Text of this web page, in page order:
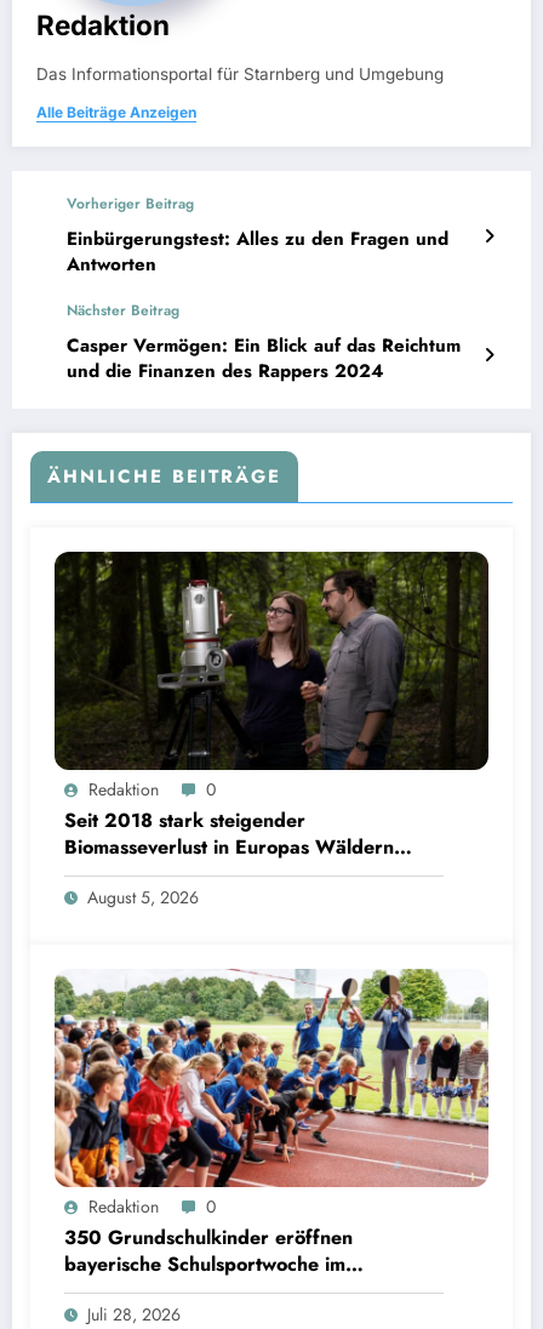
Redaktion
Das Informationsportal für Starnberg und Umgebung
Alle Beiträge Anzeigen
Vorheriger Beitrag
Einbürgerungstest: Alles zu den Fragen und
Antworten
Nächster Beitrag
Casper Vermögen: Ein Blick auf das Reichtum
und die Finanzen des Rappers 2024
ÄHNLICHE BEITRÄGE
Seit 2018 stark steigender Biomasseverlust in Europas Wäldern mindert Kohlenstoffsenken
| Bild: Sebastian Kissel / TUM
Redaktion 0
Seit 2018 stark steigender
Biomasseverlust in Europas Wäldern
mindert Kohlenstoffsenken
August 5, 2026
350 Grundschulkinder eröffnen bayerische Schulsportwoche im Olympiapark | Bild:
Matthias Balk/Bayerisches Staatsministerium für Unterricht und Kultus
Redaktion 0
350 Grundschulkinder eröffnen
bayerische Schulsportwoche im
Olympiapark
Juli 28, 2026